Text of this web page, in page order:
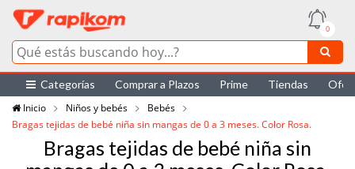
0
Categorías Comprar a Plazos Prime Tiendas
Inicio
Niños y bebés
Bebés
Bragas tejidas de bebé niña sin mangas de 0 a 3 meses. Color Rosa.
Bragas tejidas de bebé niña sin